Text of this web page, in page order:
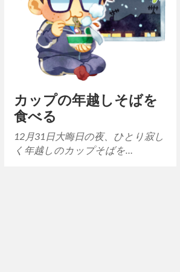
カップの年越しそばを
食べる
12月31日大晦日の夜、ひとり寂し
く年越しのカップそばを…